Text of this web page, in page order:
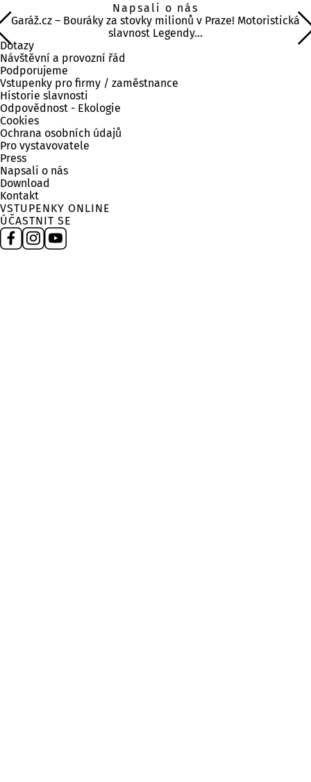
Napsali o nás
Garáž.cz – Bouráky za stovky milionů v Praze! Motoristická
slavnost Legendy…
Dotazy
Návštěvní a provozní řád
Podporujeme
Vstupenky pro firmy / zaměstnance
Historie slavnosti
Odpovědnost - Ekologie
Cookies
Ochrana osobních údajů
Pro vystavovatele
Press
Napsali o nás
Download
Kontakt
VSTUPENKY ONLINE
ÚČASTNIT SE